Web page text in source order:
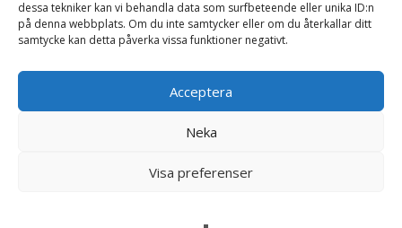
dessa tekniker kan vi behandla data som surfbeteende eller unika ID:n
på denna webbplats. Om du inte samtycker eller om du återkallar ditt
samtycke kan detta påverka vissa funktioner negativt.
Acceptera
Neka
Visa preferenser
Din e-postadress kommer inte publiceras. Obligatoriska fält
är märkta *
Ditt betyg*